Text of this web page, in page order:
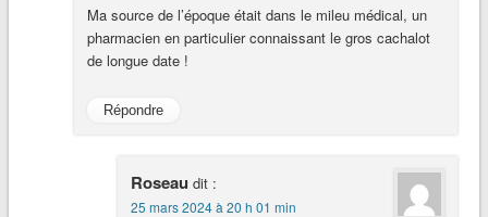
Ma source de l’époque était dans le mileu médical, un
pharmacien en particulier connaissant le gros cachalot
de longue date !
Répondre
Roseau dit :
25 mars 2024 à 20 h 01 min